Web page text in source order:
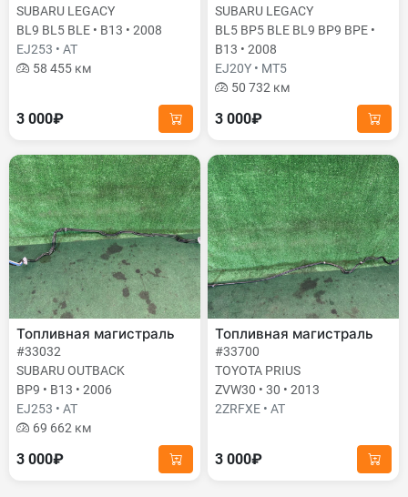
SUBARU LEGACY
BL9 BL5 BLE • B13 • 2008
EJ253 • AT
58 455 км
3 000₽
SUBARU LEGACY
BL5 BP5 BLE BL9 BP9 BPE •
B13 • 2008
EJ20Y • MT5
50 732 км
3 000₽
Топливная магистраль
#33032
SUBARU OUTBACK
BP9 • B13 • 2006
EJ253 • AT
69 662 км
3 000₽
Топливная магистраль
#33700
TOYOTA PRIUS
ZVW30 • 30 • 2013
2ZRFXE • AT
3 000₽